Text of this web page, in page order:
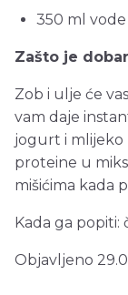
350 ml vode
Zašto je
Zob i ulje će
vam daje
jogurt i mlijeko
proteine u
mišićima kada
Kada ga
Objavljeno